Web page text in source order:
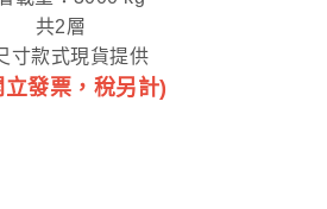
共2層
寸款式現貨提供
立發票，稅另計)